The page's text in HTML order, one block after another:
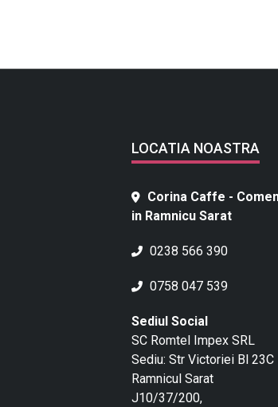
LOCATIA NOASTRA
Corina Caffe -
in Ramnicu Sarat
0238 566 390
0758 047 539
Sediul Social
SC Romtel Impex SRL
Sediu: Str Victoriei Bl 23C
Ramnicul Sarat
J10/37/200,